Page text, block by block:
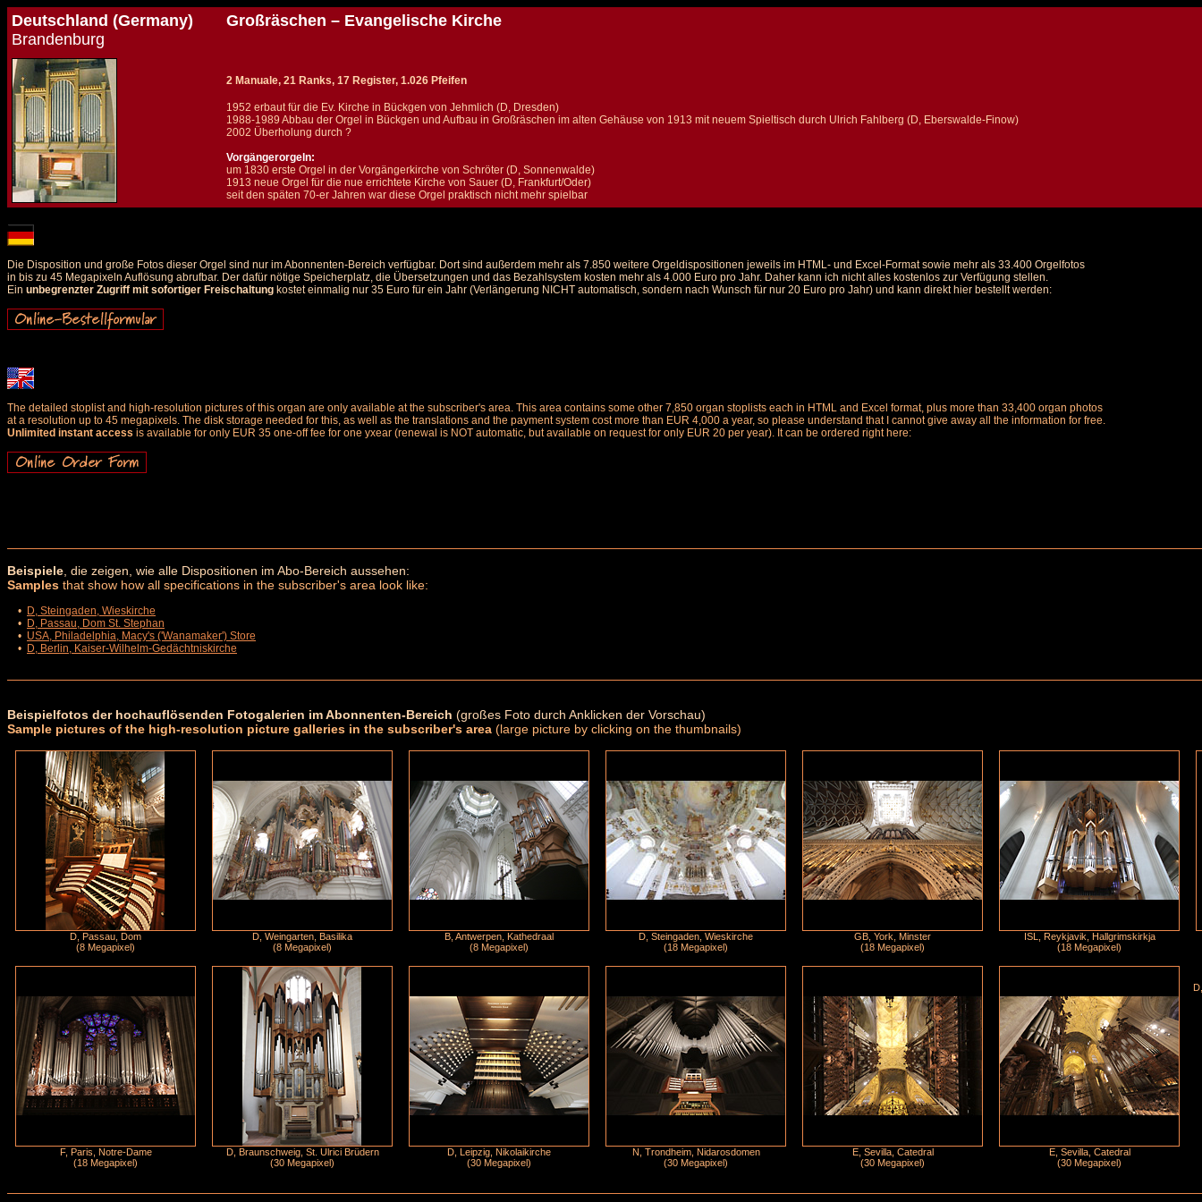
Deutschland (Germany)
Brandenburg
Großräschen – Evangelische Kirche
2 Manuale, 21 Ranks, 17 Register, 1.026 Pfeifen
1952 erbaut für die Ev. Kirche in Bückgen von Jehmlich (D, Dresden)
1988-1989 Abbau der Orgel in Bückgen und Aufbau in Großräschen im alten Gehäuse von 1913 mit neuem Spieltisch durch Ulrich Fahlberg (D, Eberswalde-Finow)
2002 Überholung durch ?
Vorgängerorgeln:
um 1830 erste Orgel in der Vorgängerkirche von Schröter (D, Sonnenwalde)
1913 neue Orgel für die nue errichtete Kirche von Sauer (D, Frankfurt/Oder)
seit den späten 70-er Jahren war diese Orgel praktisch nicht mehr spielbar
Die Disposition und große Fotos dieser Orgel sind nur im Abonnenten-Bereich verfügbar. Dort sind außerdem mehr als 7.850 weitere Orgeldispositionen jeweils im HTML- und Excel-Format sowie mehr als 33.400 Orgelfotos
in bis zu 45 Megapixeln Auflösung abrufbar. Der dafür nötige Speicherplatz, die Übersetzungen und das Bezahlsystem kosten mehr als 4.000 Euro pro Jahr. Daher kann ich nicht alles kostenlos zur Verfügung stellen.
Ein unbegrenzter Zugriff mit sofortiger Freischaltung kostet einmalig nur 35 Euro für ein Jahr (Verlängerung NICHT automatisch, sondern nach Wunsch für nur 20 Euro pro Jahr) und kann direkt hier bestellt werden:
The detailed stoplist and high-resolution pictures of this organ are only available at the subscriber's area. This area contains some other 7,850 organ stoplists each in HTML and Excel format, plus more than 33,400 organ photos
at a resolution up to 45 megapixels. The disk storage needed for this, as well as the translations and the payment system cost more than EUR 4,000 a year, so please understand that I cannot give away all the information for free.
Unlimited instant access is available for only EUR 35 one-off fee for one yxear (renewal is NOT automatic, but available on request for only EUR 20 per year). It can be ordered right here:
Beispiele , die zeigen, wie alle Dispositionen im Abo-Bereich aussehen:
Samples that show how all specifications in the subscriber's area look like:
• D, Steingaden, Wieskirche
• D, Passau, Dom St. Stephan
• USA, Philadelphia, Macy's ('Wanamaker') Store
• D, Berlin, Kaiser-Wilhelm-Gedächtniskirche
Beispielfotos der hochauflösenden Fotogalerien im Abonnenten-Bereich (großes Foto durch Anklicken der Vorschau)
Sample pictures of the high-resolution picture galleries in the subscriber's area (large picture by clicking on the thumbnails)
D, Passau, Dom
(8 Megapixel)
D, Weingarten, Basilika
(8 Megapixel)
B, Antwerpen, Kathedraal
(8 Megapixel)
D, Steingaden, Wieskirche
(18 Megapixel)
GB, York, Minster
(18 Megapixel)
ISL, Reykjavik, Hallgrimskirkja
(18 Megapixel)
F, Paris, Notre-Dame
(18 Megapixel)
D, Braunschweig, St. Ulrici Brüdern
(30 Megapixel)
D, Leipzig, Nikolaikirche
(30 Megapixel)
N, Trondheim, Nidarosdomen
(30 Megapixel)
E, Sevilla, Catedral
(30 Megapixel)
E, Sevilla, Catedral
(30 Megapixel)